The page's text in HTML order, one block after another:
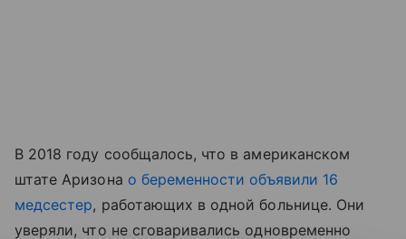
В 2018 году сообщалось, что в американском
штате Аризона о беременности объявили 16
медсестер, работающих в одной больнице. Они
уверяли, что не сговаривались одновременно